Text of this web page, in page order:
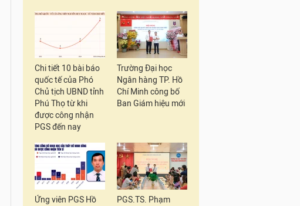
Chi tiết 10 bài báo
quốc tế của Phó
Chủ tịch UBND tỉnh
Phú Thọ từ khi
được công nhận
PGS đến nay
Trường Đại học
Ngân hàng TP. Hồ
Chí Minh công bố
Ban Giám hiệu mới
Ứng viên PGS Hồ
PGS.TS. Phạm